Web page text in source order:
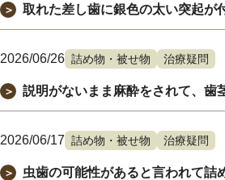
＞ 取れた差し歯に銀色の太い突起が
2026/06/26 詰め物・被せ物 治療疑問
＞ 説明がないまま麻酔をされて、歯
2026/06/17 詰め物・被せ物 治療疑問
＞ 虫歯の可能性があると言われて詰